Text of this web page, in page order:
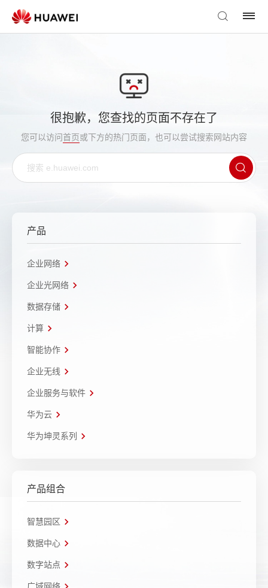
很抱歉，您查找的页面不存在了
您可以访问首页或下方的热门页面，也可以尝试搜索网站内容
产品
企业网络
企业光网络
数据存储
计算
智能协作
企业无线
企业服务与软件
华为云
华为坤灵系列
产品组合
智慧园区
数据中心
数字站点